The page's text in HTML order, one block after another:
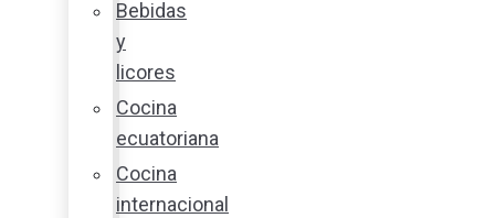
Bebidas
y
licores
Cocina
ecuatoriana
Cocina
internacional